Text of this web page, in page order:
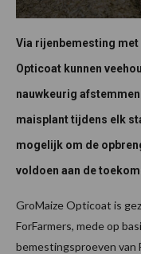
Via rijenbemesting
Opticoat kunnen
nauwkeurig
maisplant tijdens elk
mogelijk om de
voldoen aan de
GroMaize Opticoat is
ForFarmers, mede op
bemestingsproeven van